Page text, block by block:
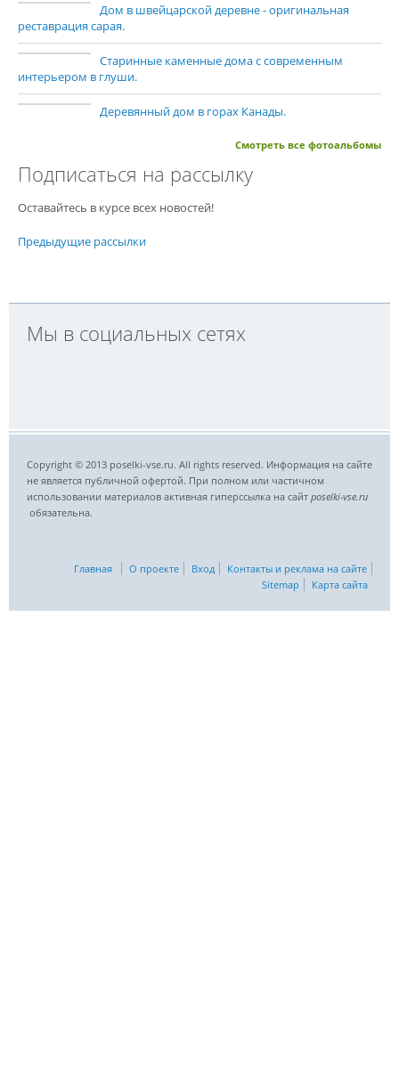
Дом в швейцарской деревне - оригинальная
реставрация сарая.
Старинные каменные дома с современным
интерьером в глуши.
Деревянный дом в горах Канады.
Смотреть все фотоальбомы
Подписаться на рассылку
Оставайтесь в курсе всех новостей!
Предыдущие рассылки
Мы в социальных сетях
Copyright © 2013 poselki-vse.ru. All rights reserved. Информация на сайте
не является публичной офертой. При полном или частичном
использовании материалов активная гиперссылка на сайт poselki-vse.ru​
обязательна.
Главная О проекте Вход
Контакты и реклама на сайте
Sitemap
Карта сайта